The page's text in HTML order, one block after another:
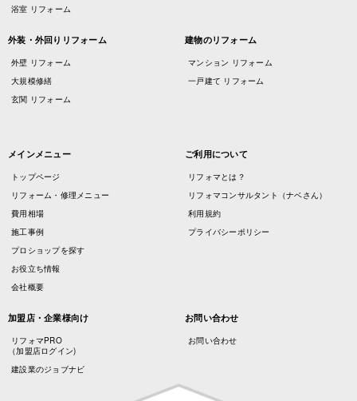
浴室 リフォーム
外装・外回りリフォーム
外壁 リフォーム
大規模修繕
玄関 リフォーム
建物のリフォーム
マンション リフォーム
一戸建て リフォーム
メインメニュー
トップページ
リフォーム・修理メニュー
費用相場
施工事例
プロショップを探す
お役立ち情報
会社概要
ご利用について
リフォマとは？
リフォマコンサルタント（ナベさん）
利用規約
プライバシーポリシー
加盟店・企業様向け
リフォマPRO
（加盟店ログイン)
建設業のジョブナビ
お問い合わせ
お問い合わせ